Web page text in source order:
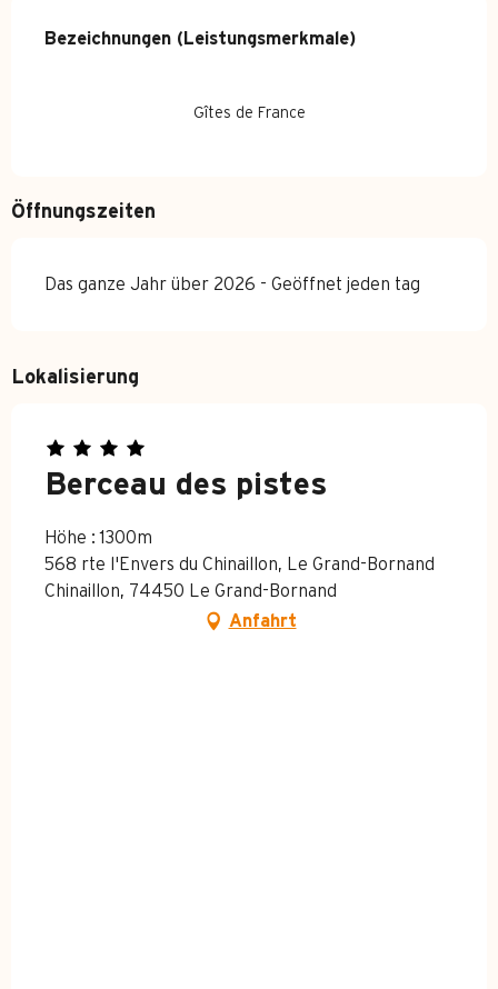
Leistungensmöglichkeiten
Bezeichnungen (Leistungsmerkmale)
Bezeichnungen (Leistungsmerkmale)
Gîtes de France
Öffnungszeiten
Das ganze Jahr über 2026 - Geöffnet jeden tag
Lokalisierung
Berceau des pistes
Höhe : 1300m
568 rte l'Envers du Chinaillon, Le Grand-Bornand
Chinaillon, 74450 Le Grand-Bornand
Anfahrt